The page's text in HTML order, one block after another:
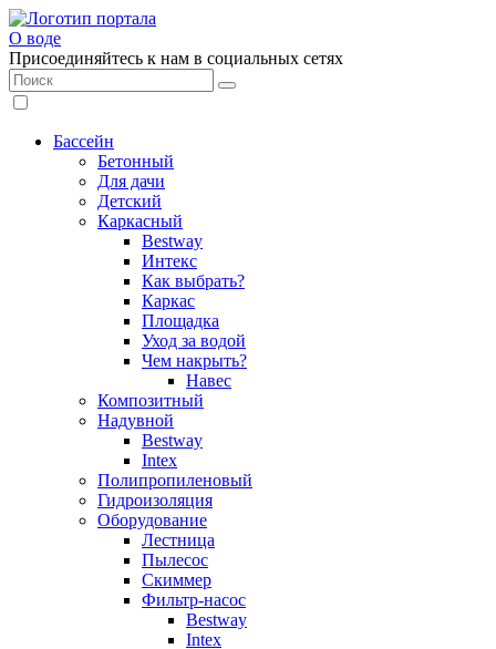
О воде
Присоединяйтесь к нам в социальных сетях
Бассейн
Бетонный
Для дачи
Детский
Каркасный
Bestway
Интекс
Как выбрать?
Каркас
Площадка
Уход за водой
Чем накрыть?
Навес
Композитный
Надувной
Bestway
Intex
Полипропиленовый
Гидроизоляция
Оборудование
Лестница
Пылесос
Скиммер
Фильтр-насос
Bestway
Intex